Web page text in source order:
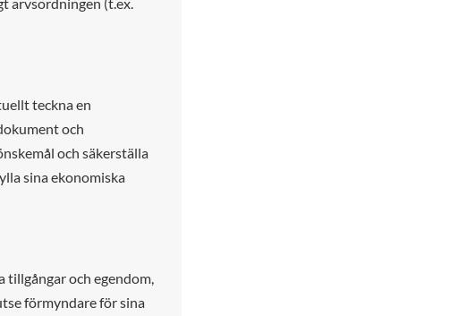
teckna en
och
och säkerställa
sina ekonomiska
och egendom,
förmyndare för sina